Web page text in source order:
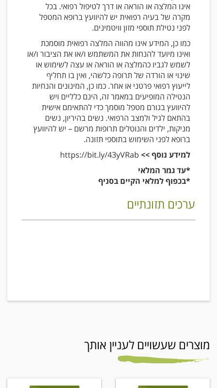
אינו המלצה או הוראה או דרך לטיפול רפואי. בכל
מקרה של בעיה רפואית יש להיוועץ ברופא המטפל
לפני נטילת תוספי מזון וויטמינים.
כמו כן, המידע אינו מהווה המלצה רפואית מוסמכת
ואינו מיועד להנחות את המשתמש ו/או את הציבור ו/או
לשמש לגביו כהמלצה או הוראה או עצה לשימוש או
שינוי או הורדה של תרופה כלשהי, ואין בו תחליף
לייעוץ רפואי פרטני או אחר. כמו כן, המינונים והנחיות
הנטילה המופיעים במאמר זה, הינם כלליים ויש
להיוועץ בגורם מטפל מוסמך כדי להתאימם אישית
בהתאם לגיל ולמצב הרפואי. נשים בהיריון, נשים
מניקות, ילדים והנוטלים תרופות מרשם – יש להיוועץ
ברופא לפני השימוש בתוספי תזונה.
למידע נוסף >>
*עד גמר המלאי
*בכפוף למלאי הקיים בסניף
ערכים תזונתיים
מוצרים שעשויים לעניין אותך